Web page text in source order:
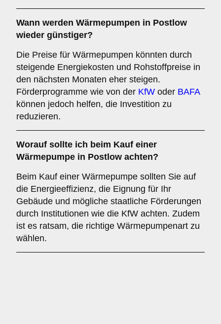
Wann werden Wärmepumpen in Postlow
wieder günstiger?
Die Preise für Wärmepumpen könnten durch
steigende Energiekosten und Rohstoffpreise in
den nächsten Monaten eher steigen.
Förderprogramme wie von der KfW oder BAFA
können jedoch helfen, die Investition zu
reduzieren.
Worauf sollte ich beim Kauf einer
Wärmepumpe in Postlow achten?
Beim Kauf einer Wärmepumpe sollten Sie auf
die Energieeffizienz, die Eignung für Ihr
Gebäude und mögliche staatliche Förderungen
durch Institutionen wie die KfW achten. Zudem
ist es ratsam, die richtige Wärmepumpenart zu
wählen.